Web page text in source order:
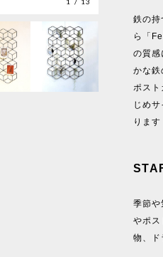
鉄の持
ら「
の質感
かな鉄
ポス
じめ
ります
季節や
やポス
物、ド